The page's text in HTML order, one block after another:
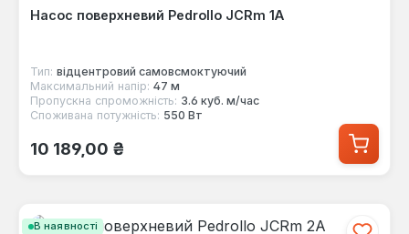
Насос поверхневий Pedrollo JCRm 1A
Тип: відцентровий самовсмоктуючий
Максимальний напір: 47 м
Пропускна спроможність: 3.6 куб. м/час
Споживана потужність: 550 Вт
Звичайна ціна:
10 189,00 ₴
В наявності